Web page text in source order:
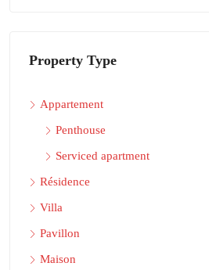
Property Type
Appartement
Penthouse
Serviced apartment
Résidence
Villa
Pavillon
Maison